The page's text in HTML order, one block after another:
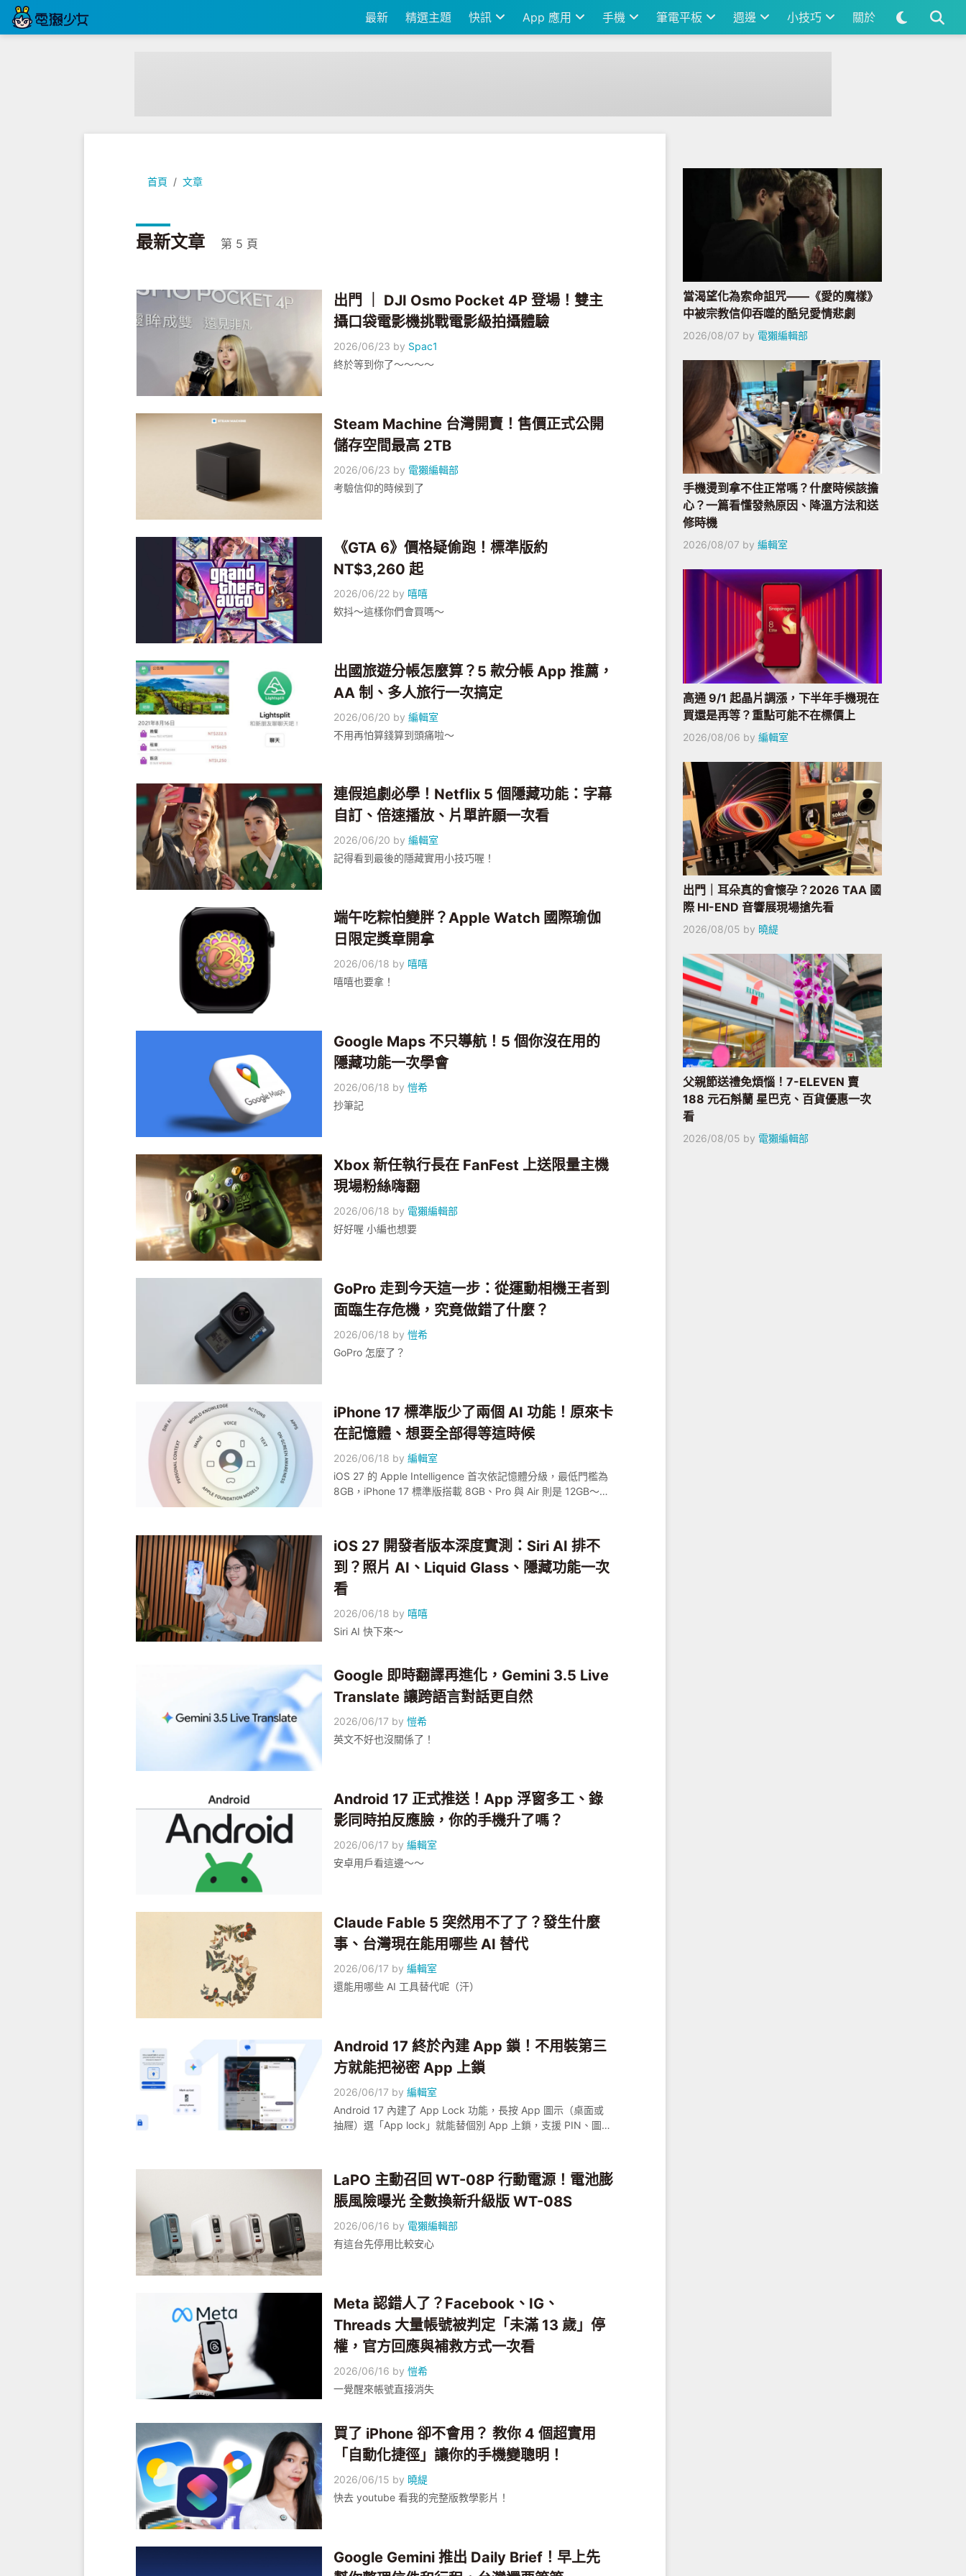
最新 精選主題 快訊 App 應用 手機 筆電平板 週邊 小技巧 關於
首頁 文章
最新文章 第 5 頁
出門 ｜ DJI Osmo Pocket 4P 登場！雙主
攝口袋電影機挑戰電影級拍攝體驗
2026/06/23 by Spac1
終於等到你了～～～～
Steam Machine 台灣開賣！售價正式公開
儲存空間最高 2TB
2026/06/23 by 電獺編輯部
考驗信仰的時候到了
《GTA 6》價格疑偷跑！標準版約
NT$3,260 起
2026/06/22 by 嘻嘻
欸抖～這樣你們會買嗎～
出國旅遊分帳怎麼算？5 款分帳 App 推薦，
AA 制、多人旅行一次搞定
2026/06/20 by編輯室
不用再怕算錢算到頭痛啦～
連假追劇必學！Netflix 5 個隱藏功能：字幕
自訂、倍速播放、片單許願一次看
2026/06/20 by編輯室
記得看到最後的隱藏實用小技巧喔！
端午吃粽怕變胖？Apple Watch 國際瑜伽
日限定獎章開拿
2026/06/18 by 嘻嘻
嘻嘻也要拿！
Google Maps 不只導航！5 個你沒在用的
隱藏功能一次學會
2026/06/18 by愷希
抄筆記
Xbox 新任執行長在 FanFest 上送限量主機
現場粉絲嗨翻
2026/06/18 by 電獺編輯部
好好喔 小編也想要
GoPro 走到今天這一步：從運動相機王者到
面臨生存危機，究竟做錯了什麼？
2026/06/18 by愷希
GoPro 怎麼了？
iPhone 17 標準版少了兩個 AI 功能！原來卡
在記憶體、想要全部得等這時候
2026/06/18 by編輯室
iOS 27 的 Apple Intelligence 首次依記憶體分級，最低門檻為
8GB，iPhone 17 標準版搭載 8GB、Pro 與 Air 則是 12GB～標
感知等核心功能標準版都保留！想一次擁有全部 AI 功能，得等
全系搭載 12GB 的 iPhone 18，預計 2027 年春季登場。小編幫
大家拆解這次的規格門檻設計～
iOS 27 開發者版本深度實測：Siri AI 排不
到？照片 AI、Liquid Glass、隱藏功能一次
看
2026/06/18 by 嘻嘻
Siri AI 快下來～
Google 即時翻譯再進化，Gemini 3.5 Live
Translate 讓跨語言對話更自然
2026/06/17 by愷希
英文不好也沒關係了！
Android 17 正式推送！App 浮窗多工、錄
影同時拍反應臉，你的手機升了嗎？
2026/06/17 by編輯室
安卓用戶看這邊～～
Claude Fable 5 突然用不了了？發生什麼
事、台灣現在能用哪些 AI 替代
2026/06/17 by編輯室
還能用哪些 AI 工具替代呢（汗）
Android 17 終於內建 App 鎖！不用裝第三
方就能把祕密 App 上鎖
2026/06/17 by編輯室
Android 17 內建了 App Lock 功能，長按 App 圖示（桌面或
抽屜）選「App lock」就能替個別 App 上鎖，支援 PIN、圖
Pixel 6 以上機型為示範主體，帶大家逐步開啟，並說清楚它跟
Identity Check 的差別。
LaPO 主動召回 WT-08P 行動電源！電池膨
脹風險曝光 全數換新升級版 WT-08S
2026/06/16 by 電獺編輯部
有這台先停用比較安心
Meta 認錯人了？Facebook、IG、
Threads 大量帳號被判定「未滿 13 歲」停
權，官方回應與補救方式一次看
2026/06/16 by愷希
一覺醒來帳號直接消失
買了 iPhone 卻不會用？ 教你 4 個超實用
「自動化捷徑」讓你的手機變聰明！
2026/06/15 by 曉緹
快去 youtube 看我的完整版教學影片！
Google Gemini 推出 Daily Brief！早上先
當渴望化為索命詛咒——《愛的魔樣》
中被宗教信仰吞噬的酷兒愛情悲劇
2026/08/07 by 電獺編輯部
手機燙到拿不住正常嗎？什麼時候該擔
心？一篇看懂發熱原因、降溫方法和送
修時機
2026/08/07 by 編輯室
高通 9/1 起晶片調漲，下半年手機現在
買還是再等？重點可能不在標價上
2026/08/06 by 編輯室
出門｜耳朵真的會懷孕？2026 TAA 國
際 HI-END 音響展現場搶先看
2026/08/05 by 曉緹
父親節送禮免煩惱！7-ELEVEN 賣
188 元石斛蘭 星巴克、百貨優惠一次
看
2026/08/05 by 電獺編輯部